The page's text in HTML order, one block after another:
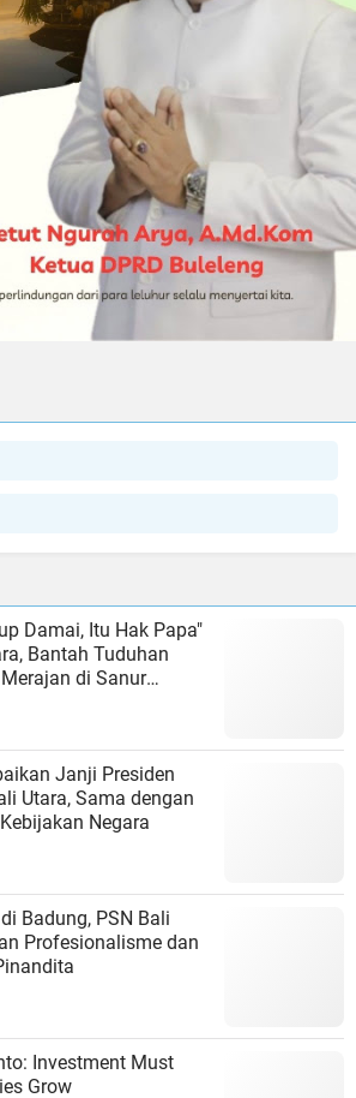
Damai, Itu Hak Papa"
Bantah Tuduhan
di Sanur
Janji Presiden
Utara, Sama dengan
Negara
Badung, PSN Bali
Profesionalisme dan
Investment Must
Grow